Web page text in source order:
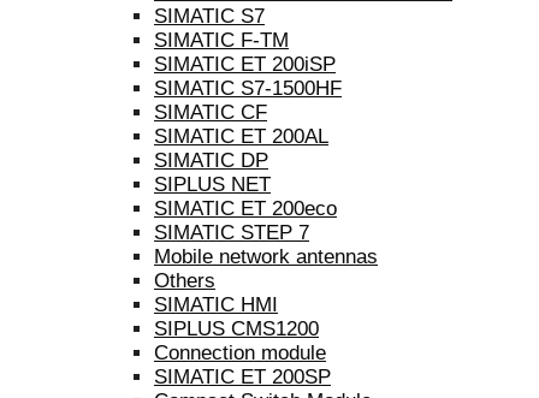
SIMATIC S7
SIMATIC F-TM
SIMATIC ET 200iSP
SIMATIC S7-1500HF
SIMATIC CF
SIMATIC ET 200AL
SIMATIC DP
SIPLUS NET
SIMATIC ET 200eco
SIMATIC STEP 7
Mobile network antennas
Others
SIMATIC HMI
SIPLUS CMS1200
Connection module
SIMATIC ET 200SP